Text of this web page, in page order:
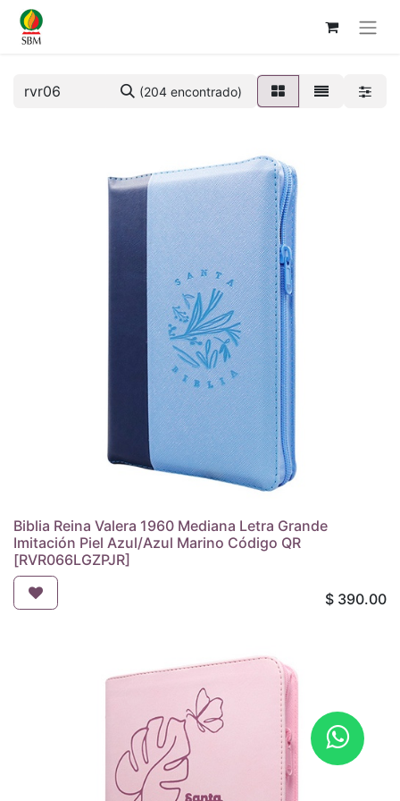
(204 encontrado)
Biblia Reina Valera 1960 Mediana Letra Grande
Imitación Piel Azul/Azul Marino Código QR
[RVR066LGZPJR]
$ 390.00